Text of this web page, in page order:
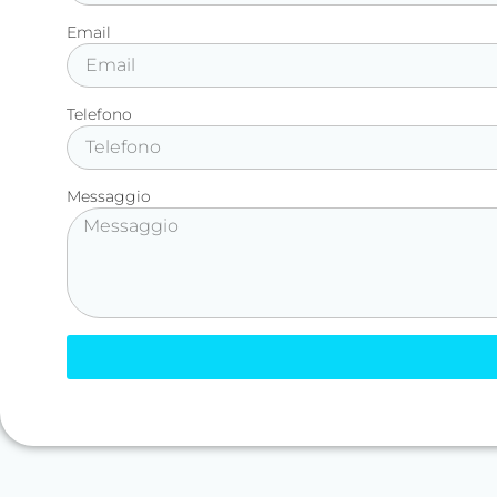
Email
Telefono
Messaggio